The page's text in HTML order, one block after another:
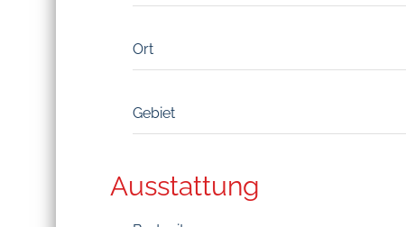
Ort
Gebiet
Ausstattung